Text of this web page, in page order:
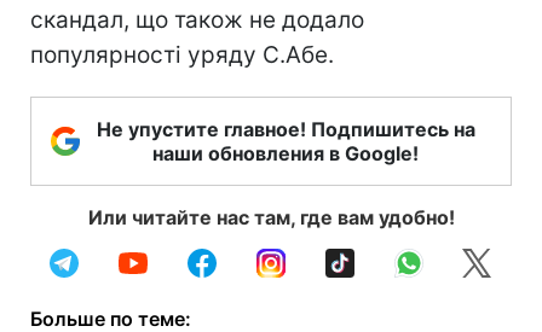
скандал, що також не додало
популярності уряду С.Абе.
Не упустите главное! Подпишитесь на
наши обновления в Google!
Или читайте нас там, где вам удобно!
Больше по теме: